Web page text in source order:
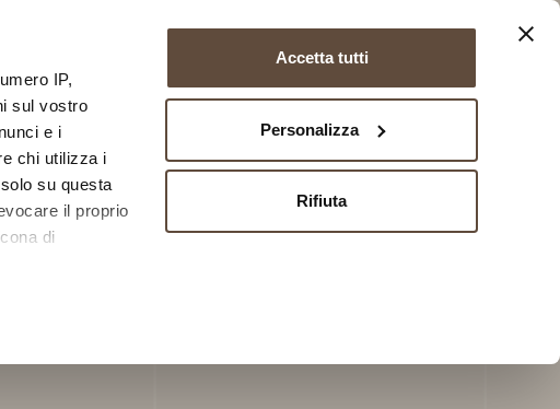
IP,
sul vostro
e i
chi utilizza i
su questa
il proprio
di
Accetta tutti
Personalizza
Rifiuta
rivenditori